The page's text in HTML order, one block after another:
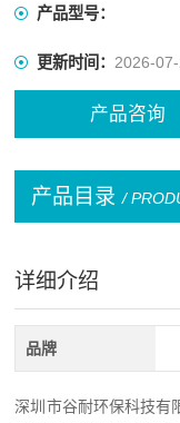
产品型号：
更新时间：2026-
产品咨询
产品目录 /
详细介绍
品牌
深圳市谷耐环保科技有